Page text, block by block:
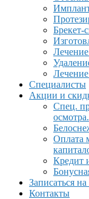
Брекет-
Специалисты
Акции и
Спец.
осмотра.
Оплата
Кредит
Записаться
Контакты